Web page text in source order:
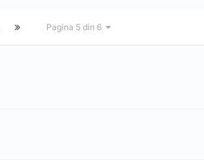
Pagina 5 din 6